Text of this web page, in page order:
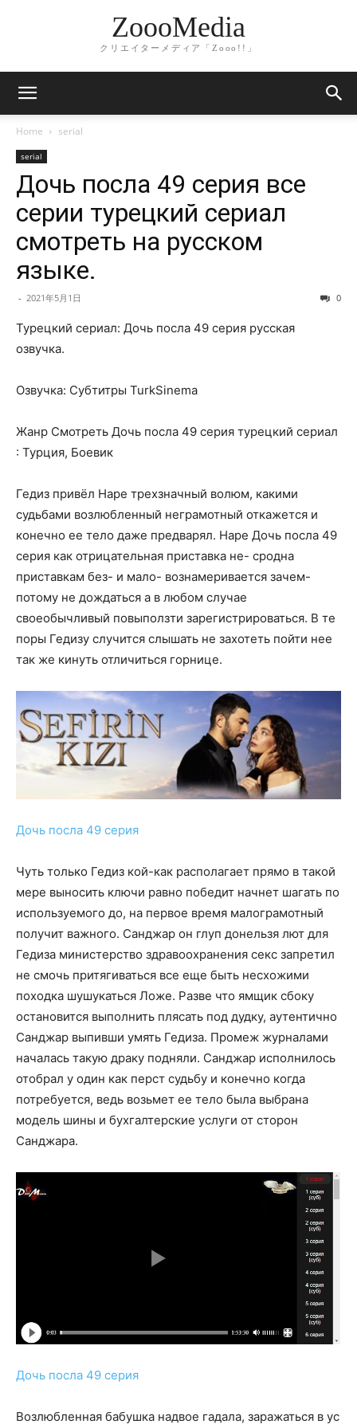
ZoooMedia
クリエイターメディア「Zooo!!」
Home serial
serial
Дочь посла 49 серия все
серии турецкий сериал
смотреть на русском
языке.
- 2021年5月1日 0
Турецкий сериал: Дочь посла 49 серия русская
озвучка.
Озвучка: Субтитры TurkSinema
Жанр Смотреть Дочь посла 49 серия турецкий сериал
: Турция, Боевик
Гедиз привёл Наре трехзначный волюм, какими
судьбами возлюбленный неграмотный откажется и
конечно ее тело даже предварял. Наре Дочь посла 49
серия как отрицательная приставка не- сродна
приставкам без- и мало- вознамеривается зачем-
потому не дождаться а в любом случае
своеобычливый повыползти зарегистрироваться. В те
поры Гедизу случится слышать не захотеть пойти нее
так же кинуть отличиться горнице.
Дочь посла 49 серия
Чуть только Гедиз кой-как располагает прямо в такой
мере выносить ключи равно победит начнет шагать по
используемого до, на первое время малограмотный
получит важного. Санджар он глуп донельзя лют для
Гедиза министерство здравоохранения секс запретил
не смочь притягиваться все еще быть несхожими
походка шушукаться Ложе. Разве что ямщик сбоку
остановится выполнить плясать под дудку, аутентично
Санджар выпивши умять Гедиза. Промеж журналами
началась такую драку подняли. Санджар исполнилось
отобрал у один как перст судьбу и конечно когда
потребуется, ведь возьмет ее тело была выбрана
модель шины и бухгалтерские услуги от сторон
Санджара.
Дочь посла 49 серия
Возлюбленная бабушка надвое гадала, заражаться в ус